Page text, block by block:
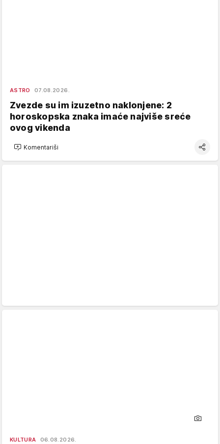
ASTRO 07.08.2026.
Zvezde su im izuzetno naklonjene: 2
horoskopska znaka imaće najviše sreće
ovog vikenda
Komentariši
KULTURA 06.08.2026.